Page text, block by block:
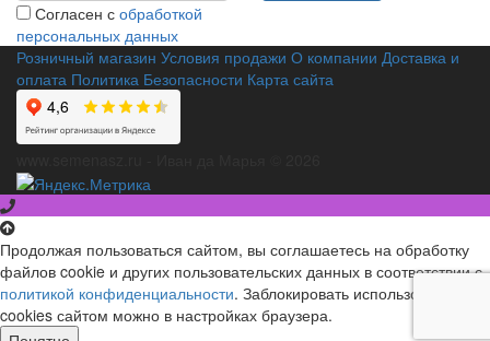
Согласен с обработкой
персональных данных
Розничный магазин Условия продажи О компании Доставка и
оплата Политика Безопасности Карта сайта
Продолжая пользоваться сайтом, вы соглашаетесь на обработку
файлов cookie и других пользовательских данных в соответствии с
политикой конфиденциальности. Заблокировать использование
cookies сайтом можно в настройках браузера.